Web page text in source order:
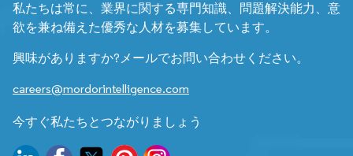
私たちは常に、業界に関する専門知識、問題解決能力、意
欲を兼ね備えた優秀な人材を募集しています。
興味がありますか?メールでお問い合わせください。
careers@mordorintelligence.com
今すぐ私たちとつながりましょう